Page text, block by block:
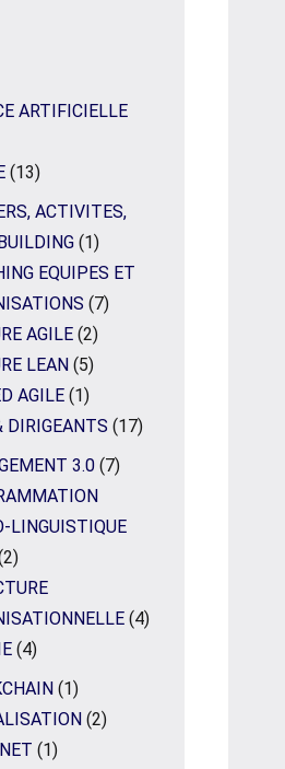
ARTIFICIELLE
(13)
ACTIVITES,
(1)
EQUIPES ET
(7)
AGILE (2)
LEAN (5)
AGILE (1)
DIRIGEANTS (17)
3.0 (7)
LINGUISTIQUE
(4)
(4)
(1)
(2)
(1)